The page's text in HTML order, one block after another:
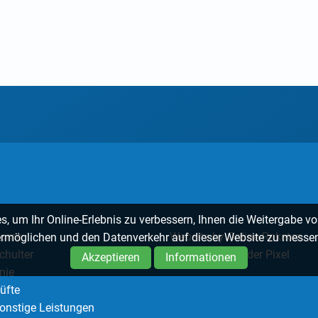
um Ihr Online-Erlebnis zu verbessern, Ihnen die Weitergabe
und den Datenverkehr auf dieser Website zu
Akzeptieren
Informationen
Leistungen
Website by Online Raketen
Grafik by Gebrüder Pixel